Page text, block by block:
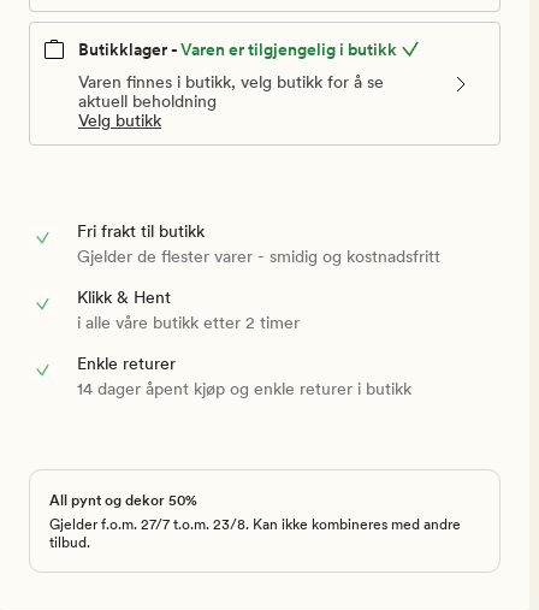
Butikklager -Varen er tilgjengelig i butikk
Varen finnes i butikk, velg butikk for å se
aktuell beholdning
Velg butikk
Fri frakt til butikk
Gjelder de flester varer - smidig og kostnadsfritt
Klikk & Hent
i alle våre butikk etter 2 timer
Enkle returer
14 dager åpent kjøp og enkle returer i butikk
All pynt og dekor 50%
Gjelder f.o.m. 27/7 t.o.m. 23/8. Kan ikke kombineres med andre
tilbud.